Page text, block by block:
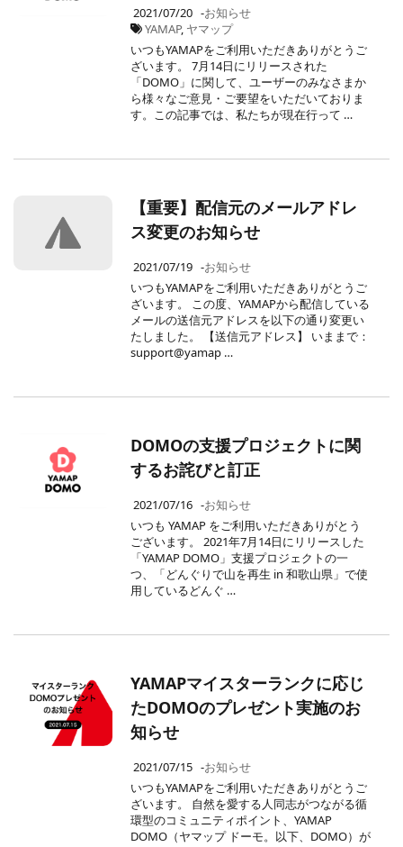
2021/07/20 -お知らせ
YAMAP, ヤマップ
いつもYAMAPをご利用いただきありがとうご
ざいます。 7月14日にリリースされた
「DOMO」に関して、ユーザーのみなさまか
ら様々なご意見・ご要望をいただいておりま
す。この記事では、私たちが現在行って …
【重要】配信元のメールアドレ
ス変更のお知らせ
2021/07/19 -お知らせ
いつもYAMAPをご利用いただきありがとうご
ざいます。 この度、YAMAPから配信している
メールの送信元アドレスを以下の通り変更い
たしました。 【送信元アドレス】 いままで：
support@yamap …
DOMOの支援プロジェクトに関
するお詫びと訂正
2021/07/16 -お知らせ
いつも YAMAP をご利用いただきありがとう
ございます。 2021年7月14日にリリースした
「YAMAP DOMO」支援プロジェクトの一
つ、「どんぐりで山を再生 in 和歌山県」で使
用しているどんぐ …
YAMAPマイスターランクに応じ
たDOMOのプレゼント実施のお
知らせ
2021/07/15 -お知らせ
いつもYAMAPをご利用いただきありがとうご
ざいます。 自然を愛する人同志がつながる循
環型のコミュニティポイント、YAMAP
DOMO（ヤマップ ドーモ。以下、DOMO）が